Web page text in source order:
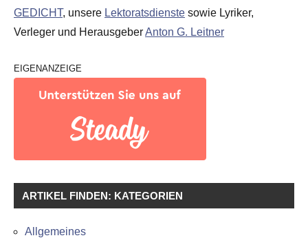
GEDICHT, unsere Lektoratsdienste sowie Lyriker,
Verleger und HerausgeberAnton G. Leitner
EIGENANZEIGE
ARTIKEL FINDEN: KATEGORIEN
Allgemeines